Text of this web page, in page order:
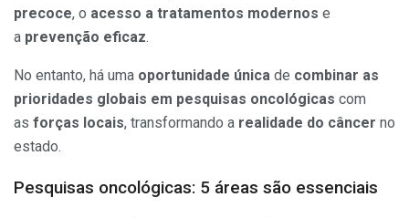
precoce, o acesso a tratamentos modernos e
a prevenção eficaz.
No entanto, há uma oportunidade única de combinar as
prioridades globais em pesquisas oncológicas com
as forças locais, transformando a realidade do câncer no
estado.
Pesquisas oncológicas: 5 áreas são essenciais